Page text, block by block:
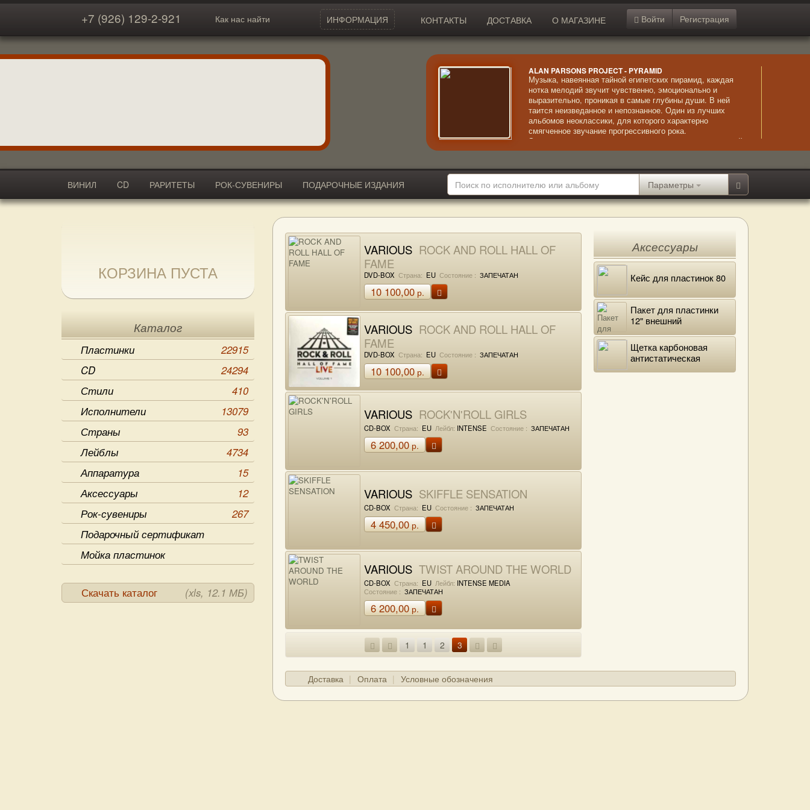
+7 (926) 129-2-921 Как нас найти ИНФОРМАЦИЯ КОНТАКТЫ ДОСТАВКА О МАГАЗИНЕ Войти Регистрация
ALAN PARSONS PROJECT - PYRAMID
Музыка, навеянная тайной египетских пирамид, каждая
нотка мелодий звучит чувственно, эмоционально и
выразительно, проникая в самые глубины души. В ней
таится неизведанное и непознанное. Один из лучших
альбомов неоклассики, для которого характерно
смягченное звучание прогрессивного рока.
Экстраординарное исполнение сочетается с невыразимой
красотой композиций и безупречно звучащим вокалом.
ВИНИЛ CD РАРИТЕТЫ РОК-СУВЕНИРЫ
ПОДАРОЧНЫЕ ИЗДАНИЯ
АКСЕССУАРЫ
Параметры
КОРЗИНА ПУСТА
Каталог
Пластинки
22915
CD
24294
Стили
410
Исполнители
13079
Страны
93
Лейблы
4734
Аппаратура
15
Аксессуары
12
Рок-сувениры
267
Подарочный сертификат
Мойка пластинок
Скачать каталог (xls, 12.1 МБ)
VARIOUS ROCK AND ROLL HALL OF
FAME
DVD-BOX Страна: EU Состояние : ЗАПЕЧАТАН
10 100,00р.
VARIOUS ROCK AND ROLL HALL OF
FAME
DVD-BOX Страна: EU Состояние : ЗАПЕЧАТАН
10 100,00р.
VARIOUS ROCK'N'ROLL GIRLS
CD-BOX Страна: EU Лейбл: INTENSE Состояние : ЗАПЕЧАТАН
6 200,00р.
VARIOUS SKIFFLE SENSATION
CD-BOX Страна: EU Состояние : ЗАПЕЧАТАН
4 450,00р.
VARIOUS TWIST AROUND THE WORLD
CD-BOX Страна: EU Лейбл: INTENSE MEDIA
Состояние : ЗАПЕЧАТАН
6 200,00р.
1 1 2 3
Аксессуары
Кейс для пластинок 80
Пакет для пластинки
12" внешний
Щетка карбоновая
антистатическая
Доставка Оплата Условные обозначения